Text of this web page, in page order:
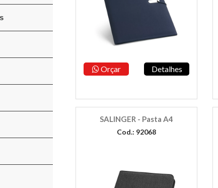
Orçar Detalhes
SALINGER - Pasta A4
Cod.: 92068